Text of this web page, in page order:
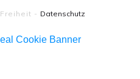
- Datenschutz
Cookie Banner